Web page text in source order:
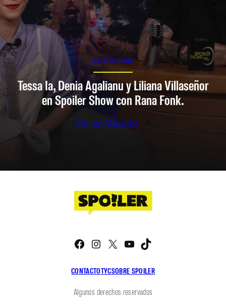
SPOILER SHOW
Tessa Ia, Denia Agalianu y Liliana Villaseñor
en Spoiler Show con Rana Fonk.
Ver en Youtube
CONTACTOTYCSOBRE SPOILER
Facebook
Instagram
X YouTube
Algunos derechos reservados